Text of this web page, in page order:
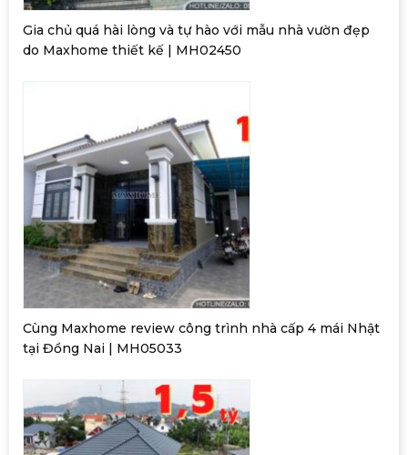
Gia chủ quá hài lòng và tự hào với mẫu nhà vườn đẹp
do Maxhome thiết kế | MH02450
Cùng Maxhome review công trình nhà cấp 4 mái Nhật
tại Đồng Nai | MH05033